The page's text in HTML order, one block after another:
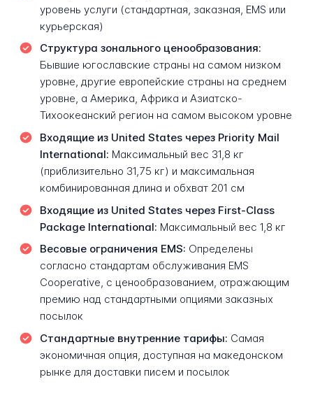
уровень услуги (стандартная, заказная, EMS или
курьерская)
Структура зонального ценообразования:
Бывшие югославские страны на самом низком
уровне, другие европейские страны на среднем
уровне, а Америка, Африка и Азиатско-
Тихоокеанский регион на самом высоком уровне
Входящие из United States через Priority Mail
International: Максимальный вес 31,8 кг
(приблизительно 31,75 кг) и максимальная
комбинированная длина и обхват 201 см
Входящие из United States через First-Class
Package International: Максимальный вес 1,8 кг
Весовые ограничения EMS: Определены
согласно стандартам обслуживания EMS
Cooperative, с ценообразованием, отражающим
премию над стандартными опциями заказных
посылок
Стандартные внутренние тарифы: Самая
экономичная опция, доступная на македонском
рынке для доставки писем и посылок